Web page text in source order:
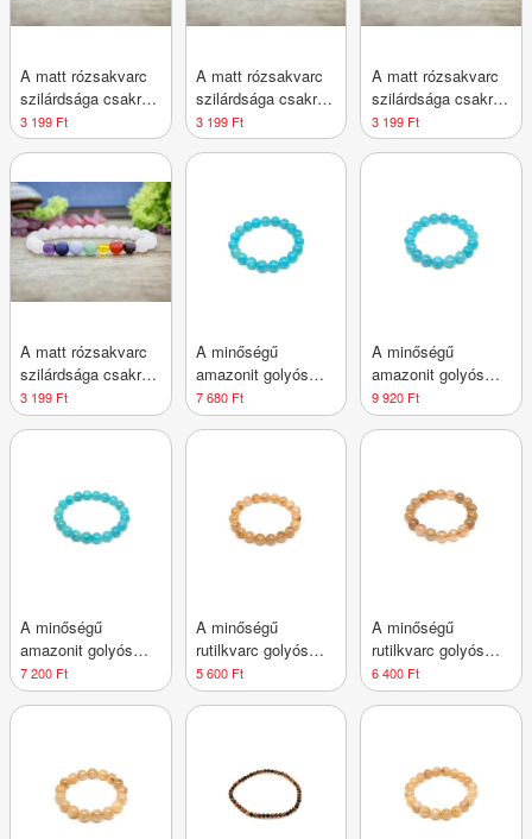
A matt rózsakvarc
szilárdsága csakra
ásvány karkötő
3 199 Ft
A matt rózsakvarc
szilárdsága csakra
ásvány karkötő
3 199 Ft
A matt rózsakvarc
szilárdsága csakra
ásvány karkötő
3 199 Ft
A matt rózsakvarc
szilárdsága csakra
ásvány karkötő
3 199 Ft
A minőségű
amazonit golyós
ásvány karkötő 10–
11mm
7 680 Ft
A minőségű
amazonit golyós
ásvány karkötő 11–
12mm
9 920 Ft
A minőségű
amazonit golyós
ásvány karkötő 9–
10mm
7 200 Ft
A minőségű
rutilkvarc golyós
ásvány karkötő 10–
11mm
5 600 Ft
A minőségű
rutilkvarc golyós
ásvány karkötő 11–
12mm
6 400 Ft